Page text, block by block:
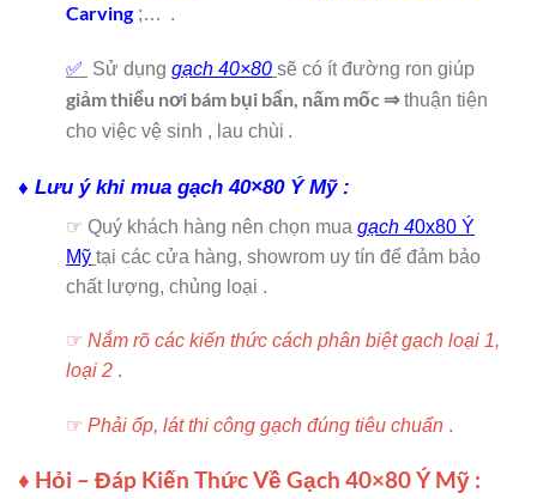
Carving;… .
✅ Sử dụng gạch 40×80 sẽ có ít đường ron giúp
giảm thiểu nơi bám bụi bẩn, nấm mốc ⇒thuận tiện
cho việc vệ sinh , lau chùi .
♦ Lưu ý khi mua gạch 40×80 Ý Mỹ :
☞ Quý khách hàng nên chọn mua gạch 40x80 Ý
Mỹ tại các cửa hàng, showrom uy tín để đảm bảo
chất lượng, chủng loại .
☞ Nắm rõ các kiến thức cách phân biệt gạch loại 1,
loại 2 .
☞ Phải ốp, lát thi công gạch đúng tiêu chuẩn .
♦ Hỏi – Đáp Kiến Thức Về Gạch 40×80 Ý Mỹ :